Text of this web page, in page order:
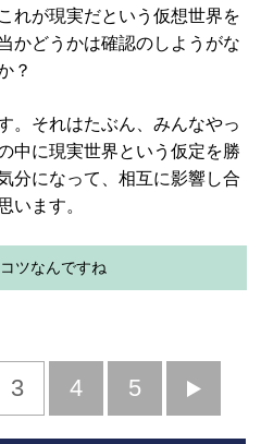
れが現実だという仮想世界を
かどうかは確認のしようがな
？
。それはたぶん、みんなやっ
中に現実世界という仮定を勝
分になって、相互に影響し合
います。
ツなんですね
3 4 5